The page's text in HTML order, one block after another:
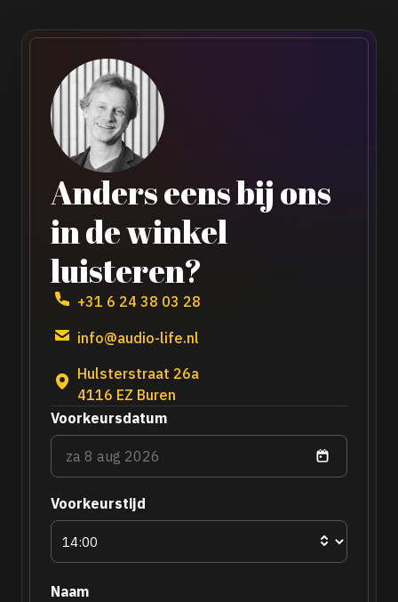
Anders eens bij ons
in de winkel
luisteren?
+31 6 24 38 03 28
info@audio-life.nl
Hulsterstraat 26a
4116 EZ Buren
Voorkeursdatum
Voorkeurstijd
Naam